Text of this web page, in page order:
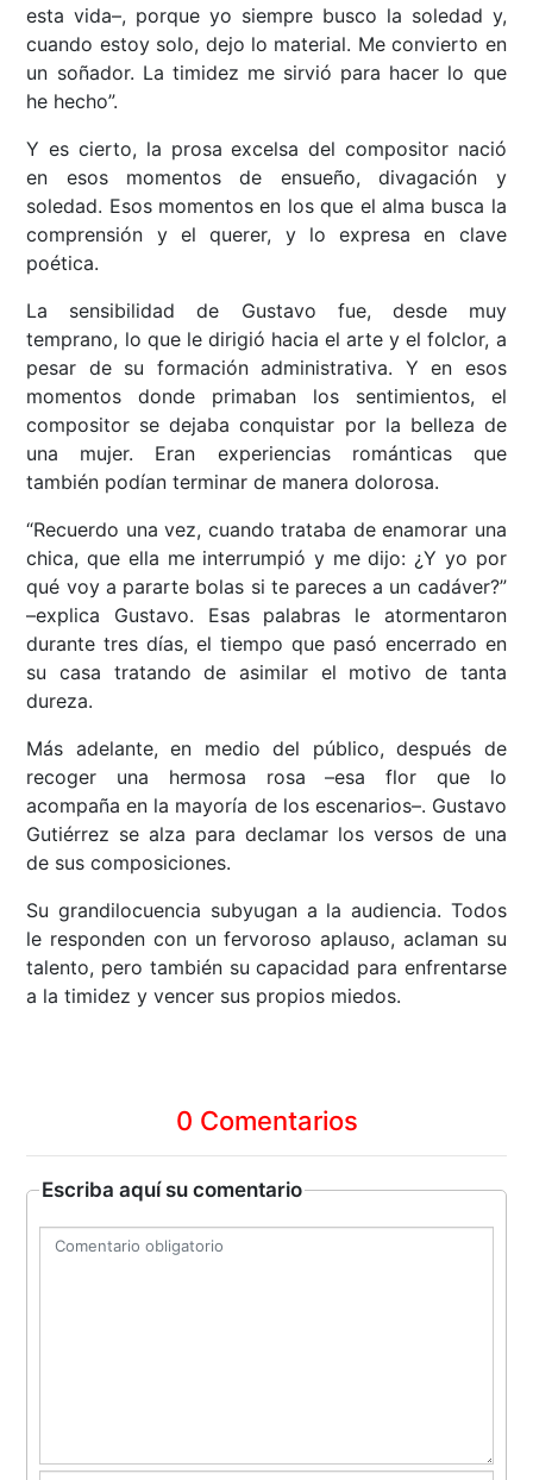
esta vida–, porque yo siempre busco la soledad y,
cuando estoy solo, dejo lo material. Me convierto en
un soñador. La timidez me sirvió para hacer lo que
he hecho”.
Y es cierto, la prosa excelsa del compositor nació
en esos momentos de ensueño, divagación y
soledad. Esos momentos en los que el alma busca la
comprensión y el querer, y lo expresa en clave
poética.
La sensibilidad de Gustavo fue, desde muy
temprano, lo que le dirigió hacia el arte y el folclor, a
pesar de su formación administrativa. Y en esos
momentos donde primaban los sentimientos, el
compositor se dejaba conquistar por la belleza de
una mujer. Eran experiencias románticas que
también podían terminar de manera dolorosa.
“Recuerdo una vez, cuando trataba de enamorar una
chica, que ella me interrumpió y me dijo: ¿Y yo por
qué voy a pararte bolas si te pareces a un cadáver?”
–explica Gustavo. Esas palabras le atormentaron
durante tres días, el tiempo que pasó encerrado en
su casa tratando de asimilar el motivo de tanta
dureza.
Más adelante, en medio del público, después de
recoger una hermosa rosa –esa flor que lo
acompaña en la mayoría de los escenarios–. Gustavo
Gutiérrez se alza para declamar los versos de una
de sus composiciones.
Su grandilocuencia subyugan a la audiencia. Todos
le responden con un fervoroso aplauso, aclaman su
talento, pero también su capacidad para enfrentarse
a la timidez y vencer sus propios miedos.
0 Comentarios
Escriba aquí su comentario